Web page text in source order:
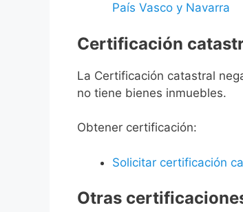
País Vasco y Navarra
Certificación
La Certificación catastral
no tiene bienes inmuebles.
Obtener certificación:
Solicitar certificación
Otras